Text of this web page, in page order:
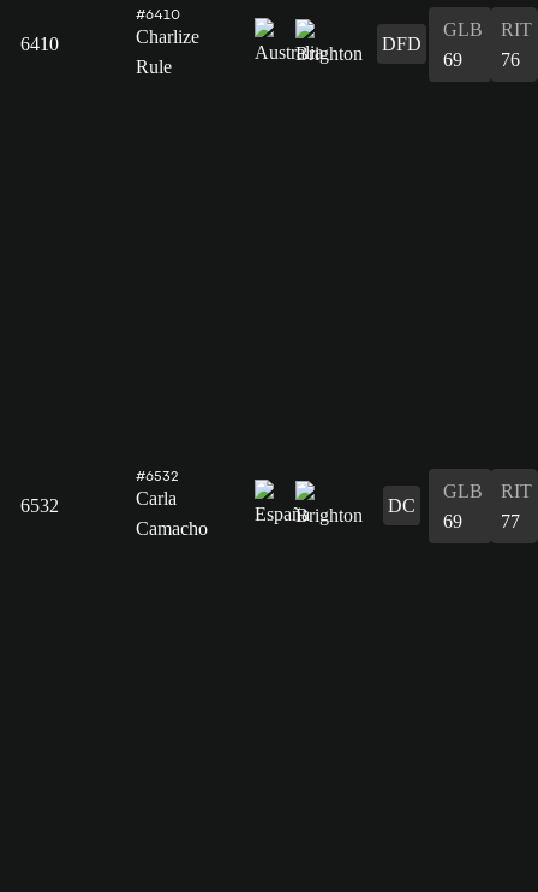
6410
#6410
Charlize
Rule
DFD
GLB
69
RIT
76
6532
#6532
Carla
Camacho
DC
GLB
69
RIT
77